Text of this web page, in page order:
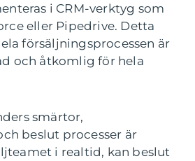
i CRM-verktyg som
eller Pipedrive. Detta
försäljningsprocessen är
och åtkomlig för hela
smärtor,
beslut processer är
i realtid, kan beslut